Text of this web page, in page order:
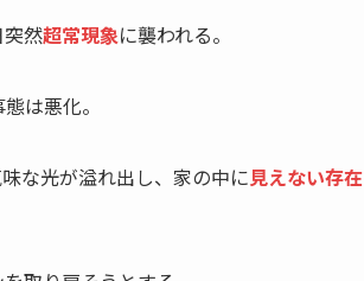
然超常現象に襲われる。
は悪化。
な光が溢れ出し、家の中に見えない存在